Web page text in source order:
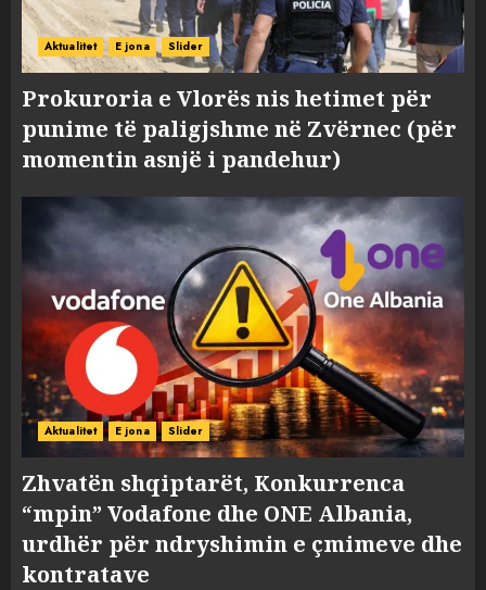
Aktualitet E jona Slider
Prokuroria e Vlorës nis hetimet për
punime të paligjshme në Zvërnec (për
momentin asnjë i pandehur)
Aktualitet E jona Slider
Zhvatën shqiptarët, Konkurrenca
“mpin” Vodafone dhe ONE Albania,
urdhër për ndryshimin e çmimeve dhe
kontratave